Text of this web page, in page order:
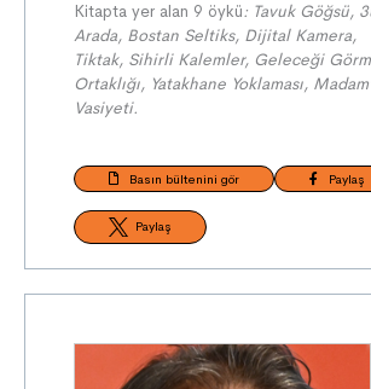
Kitapta yer alan 9 öykü: Tavuk Göğsü,
Arada, Bostan Seltiks, Dijital Kamera,
Tiktak, Sihirli Kalemler, Geleceği
Ortaklığı, Yatakhane Yoklaması, Madam
Vasiyeti.
Basın bültenini gör Paylaş
Paylaş